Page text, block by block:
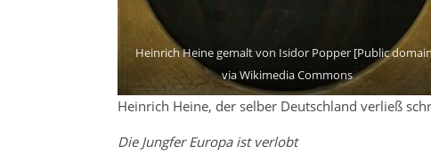
Heinrich Heine gemalt von Isidor Popper [Public
via Wikimedia Commons
Heinrich Heine, der selber Deutschland verließ
Die Jungfer Europa ist verlobt